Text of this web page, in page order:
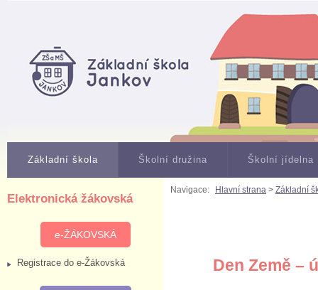
Základní škola Školní družina Školní jídelna
Elektronická žákovská
e-ŽÁKOVSKÁ
Registrace do e-Žákovská
Navigace: Hlavní strana > Základní
Den Země –